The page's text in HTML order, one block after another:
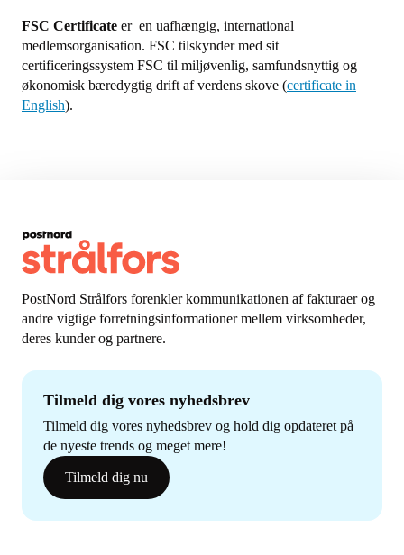
FSC Certificate er en uafhængig, international
medlemsorganisation. FSC tilskynder med sit
certificeringssystem FSC til miljøvenlig, samfundsnyttig og
økonomisk bæredygtig drift af verdens skove (certificate in
English).
PostNord Strålfors forenkler kommunikationen af fakturaer og
andre vigtige forretningsinformationer mellem virksomheder,
deres kunder og partnere.
Tilmeld dig vores nyhedsbrev
Tilmeld dig vores nyhedsbrev og hold dig opdateret på
de nyeste trends og meget mere!
Tilmeld dig nu